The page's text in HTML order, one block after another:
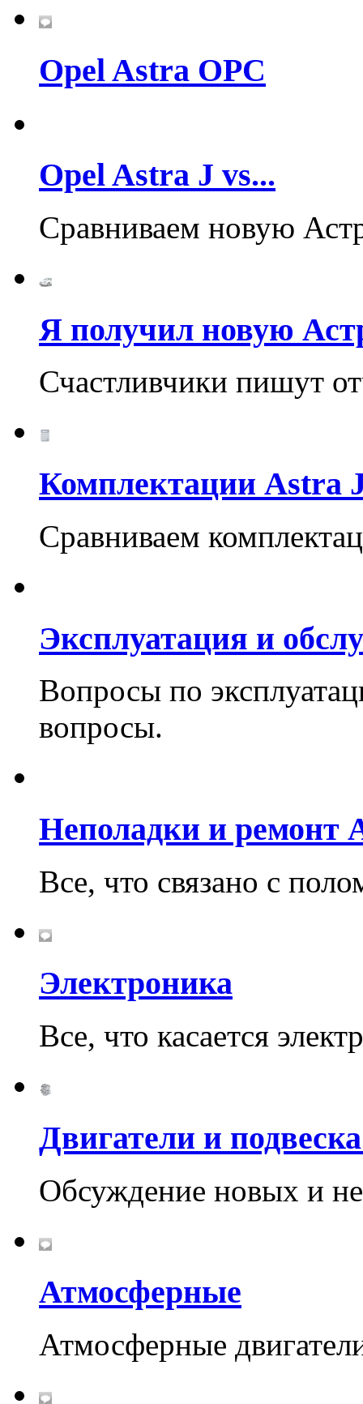
Opel Astra OPC
Opel Astra J vs...
Cравниваем новую
Я получил новую
Счастливчики пишут
Комплектации Astra
Cравниваем
Эксплуатация и
Вопросы по
вопросы.
Неполадки и ремонт
Все, что связано с
Электроника
Все, что касается
Двигатели и
Обсуждение новых и
Атмосферные
Атмосферные